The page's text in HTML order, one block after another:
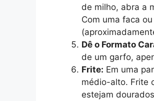
de milho, abra a
Com uma faca
Dê o Formato
de um garfo,
Frite: Em uma
médio-alto. Frite
estejam